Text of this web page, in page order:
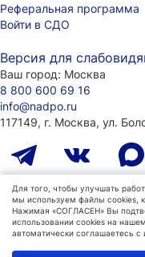
Для того, чтобы улучшать
мы используем файлы cookies,
Нажимая «СОГЛАСЕН» Вы
использовании cookies на
автоматически соглашаетесь с
Реферальная программа
Войти в СДО
Версия для
Ваш город: Москва
8 800 600 69 16
info@nadpo.ru
117149, г. Москва, ул.
Лицензия на
№ Л035-01298-77/
039872), г. Москва
Политика